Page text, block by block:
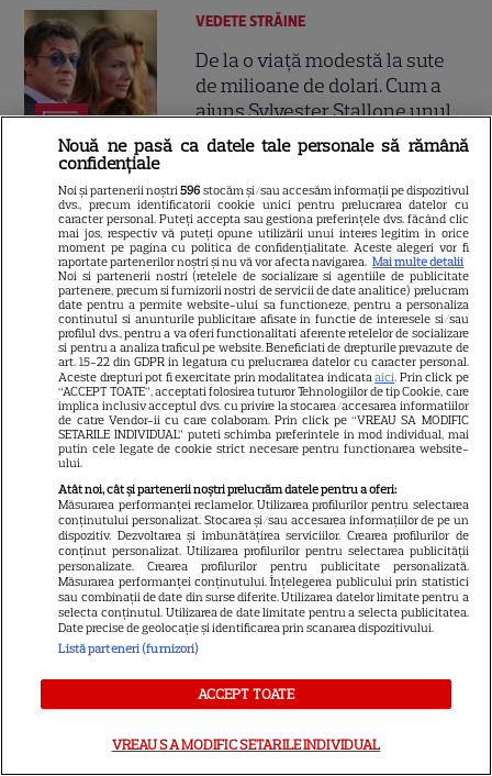
VEDETE STRĂINE
De la o viață modestă la sute
de milioane de dolari. Cum a
ajuns Sylvester Stallone unul
dintre cei mai bogați actori de
la Hollywood
7
VEDETE STRĂINE
Ryan Gosling este noul Ghost
Rider din Universul Marvel.
Anunțul făcut la Comic-Con i-
a entuziasmat pe fani
9
VEDETE STRĂINE
Meryl Streep, gest
impresionant pentru Anne
Hathaway și Emily Blunt la
„Diavolul se îmbracă de la
Prada 2”. Ce salarii ar fi primit
actrițele
s-a jucat primul meci în Sala
Nouă ne pasă ca datele tale personale să rămână
confidențiale
Noi și partenerii noștri596 stocăm și/sau accesăm informații pe dispozitivul
dvs., precum identificatorii cookie unici pentru prelucrarea datelor cu
caracter personal. Puteți accepta sau gestiona preferințele dvs. făcând clic
mai jos, respectiv vă puteți opune utilizării unui interes legitim în orice
moment pe pagina cu politica de confidențialitate. Aceste alegeri vor fi
raportate partenerilor noștri și nu vă vor afecta navigarea. Mai multe detalii
Noi si partenerii nostri (retelele de socializare si agentiile de publicitate
partenere, precum si furnizorii nostri de servicii de date analitice) prelucram
date pentru a permite website-ului sa functioneze, pentru a personaliza
continutul si anunturile publicitare afisate in functie de interesele si/sau
profilul dvs., pentru a va oferi functionalitati aferente retelelor de socializare
si pentru a analiza traficul pe website. Beneficiati de drepturile prevazute de
art. 15-22 din GDPR in legatura cu prelucrarea datelor cu caracter personal.
Aceste drepturi pot fi exercitate prin modalitatea indicataaici. Prin click pe
“ACCEPT TOATE”, acceptati folosirea tuturor Tehnologiilor de tip Cookie, care
implica inclusiv acceptul dvs. cu privire la stocarea/accesarea informatiilor
de catre Vendor-ii cu care colaboram. Prin click pe “VREAU SA MODIFIC
SETARILE INDIVIDUAL” puteti schimba preferintele in mod individual, mai
putin cele legate de cookie strict necesare pentru functionarea website-
ului.
Atât noi, cât și partenerii noștri prelucrăm datele pentru a oferi:
Măsurarea performanței reclamelor. Utilizarea profilurilor pentru selectarea
conținutului personalizat. Stocarea și/sau accesarea informațiilor de pe un
dispozitiv. Dezvoltarea și îmbunătățirea serviciilor. Crearea profilurilor de
conținut personalizat. Utilizarea profilurilor pentru selectarea publicității
personalizate. Crearea profilurilor pentru publicitate personalizată.
Măsurarea performanței conținutului. Înțelegerea publicului prin statistici
sau combinații de date din surse diferite. Utilizarea datelor limitate pentru a
selecta conținutul. Utilizarea de date limitate pentru a selecta publicitatea.
Date precise de geolocație și identificarea prin scanarea dispozitivului.
Listă parteneri (furnizori)
ACCEPT TOATE
VREAU SA MODIFIC SETARILE INDIVIDUAL